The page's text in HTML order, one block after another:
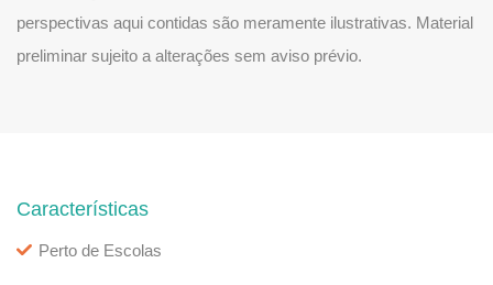
perspectivas aqui contidas são meramente ilustrativas. Material
preliminar sujeito a alterações sem aviso prévio.
Características
Perto de Escolas